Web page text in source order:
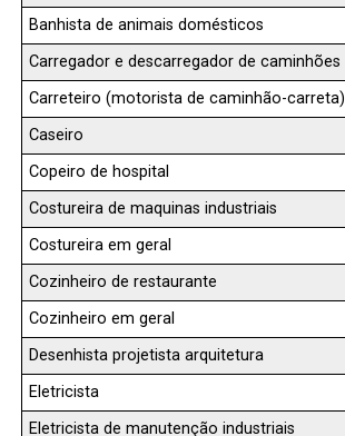
Banhista de animais domésticos
Carregador e descarregador de caminhões
Carreteiro (motorista de caminhão-carreta)
Caseiro
Copeiro de hospital
Costureira de maquinas industriais
Costureira em geral
Cozinheiro de restaurante
Cozinheiro em geral
Desenhista projetista arquitetura
Eletricista
Eletricista de manutenção industriais